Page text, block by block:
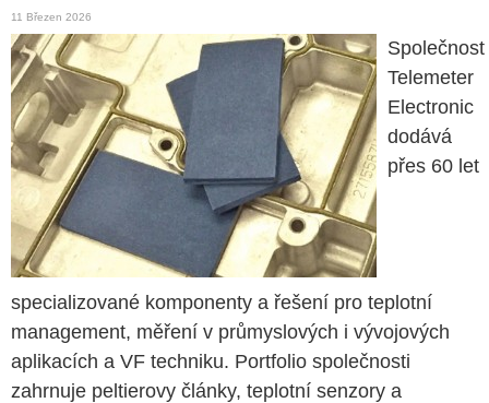
11 Březen 2026
Společnost
Telemeter
Electronic
dodává
přes 60 let
specializované komponenty a řešení pro teplotní
management, měření v průmyslových i vývojových
aplikacích a VF techniku. Portfolio společnosti
zahrnuje peltierovy články, teplotní senzory a